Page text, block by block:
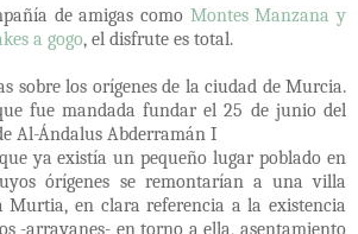
de amigas como Montes Manzana y
a gogo, el disfrute es total.
sobre los orígenes de la ciudad de Murcia.
fue mandada fundar el 25 de junio del
Al-Ándalus Abderramán I
ya existía un pequeño lugar poblado en
órígenes se remontarían a una villa
Murtia, en clara referencia a la existencia
-arrayanes- en torno a ella, asentamiento